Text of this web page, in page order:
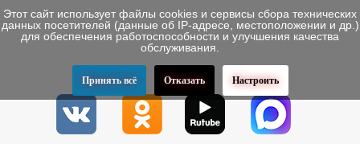
Этот сайт использует файлы cookies и сервисы сбора технических
данных посетителей (данные об IP-адресе, местоположении и др.)
для обеспечения работоспособности и улучшения качества
обслуживания.
Принять всё Отказать Настроить